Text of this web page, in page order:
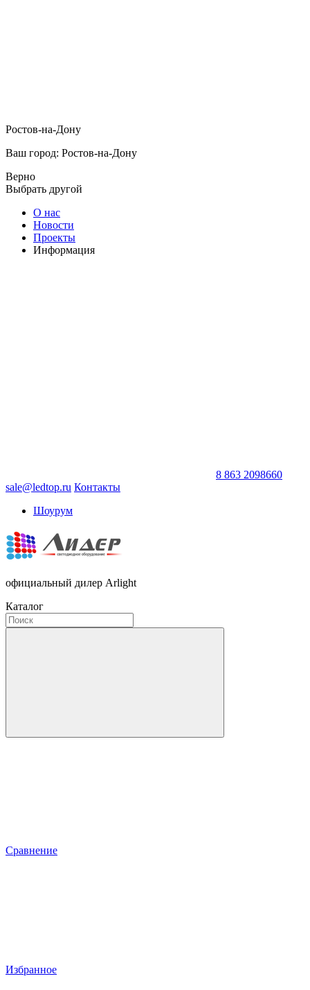
Ростов-на-Дону
Ваш город: Ростов-на-Дону
Верно
Выбрать другой
О нас
Новости
Проекты
Информация
8 863 2098660
sale@ledtop.ru Контакты
Шоурум
официальный дилер Arlight
Каталог
Сравнение
Избранное